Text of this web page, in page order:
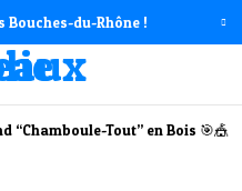
du-Rhône !
“Chamboule-Tout” en Bois 🎯🎪